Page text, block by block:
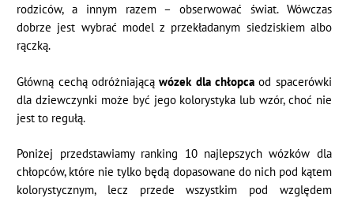
rodziców, a innym razem – obserwować świat. Wówczas
dobrze jest wybrać model z przekładanym siedziskiem albo
rączką.
Główną cechą odróżniającąwózek dla chłopca od spacerówki
dla dziewczynki może być jego kolorystyka lub wzór, choć nie
jest to regułą.
Poniżej przedstawiamy ranking 10 najlepszych wózków dla
chłopców, które nie tylko będą dopasowane do nich pod kątem
kolorystycznym, lecz przede wszystkim pod względem